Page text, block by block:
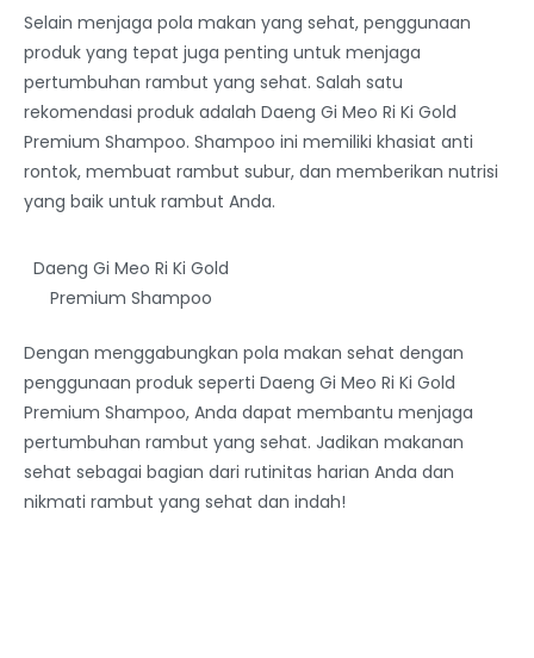
Selain menjaga pola makan yang sehat, penggunaan
produk yang tepat juga penting untuk menjaga
pertumbuhan rambut yang sehat. Salah satu
rekomendasi produk adalah Daeng Gi Meo Ri Ki Gold
Premium Shampoo. Shampoo ini memiliki khasiat anti
rontok, membuat rambut subur, dan memberikan nutrisi
yang baik untuk rambut Anda.
Daeng Gi Meo Ri Ki Gold
Premium Shampoo
Dengan menggabungkan pola makan sehat dengan
penggunaan produk seperti Daeng Gi Meo Ri Ki Gold
Premium Shampoo, Anda dapat membantu menjaga
pertumbuhan rambut yang sehat. Jadikan makanan
sehat sebagai bagian dari rutinitas harian Anda dan
nikmati rambut yang sehat dan indah!